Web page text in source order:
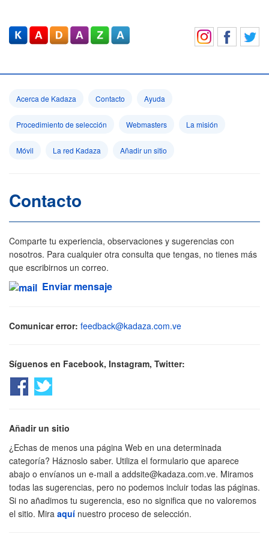
Acerca de Kadaza Contacto Ayuda
Procedimiento de selección Webmasters La misión
Móvil La red Kadaza Añadir un sitio
Contacto
Comparte tu experiencia, observaciones y sugerencias con
nosotros. Para cualquier otra consulta que tengas, no tienes más
que escribirnos un correo.
Enviar mensaje
Comunicar error: feedback@kadaza.com.ve
Síguenos en Facebook, Instagram, Twitter:
Añadir un sitio
¿Echas de menos una página Web en una determinada
categoría? Háznoslo saber. Utiliza el formulario que aparece
abajo o envíanos un e-mail a addsite@kadaza.com.ve. Miramos
todas las sugerencias, pero no podemos incluir todas las páginas.
Si no añadimos tu sugerencia, eso no significa que no valoremos
el sitio. Mira aquí nuestro proceso de selección.